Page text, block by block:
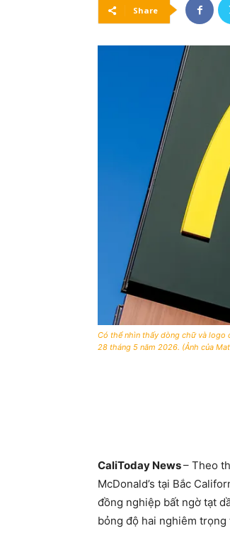
Share
Có thể nhìn thấy dòng chữ và logo
28 tháng 5 năm 2026. (Ảnh của
CaliToday News– Theo
McDonald’s tại Bắc
đồng nghiệp bất ngờ tạt
bỏng độ hai nghiêm trọng